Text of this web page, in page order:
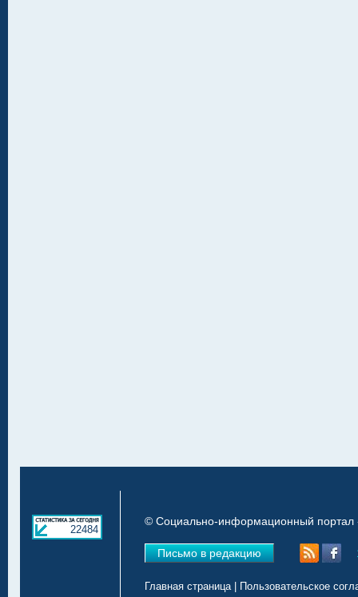
22484
© Социально-информационный портал
Письмо в редакцию
Главная страница| Пользовательское